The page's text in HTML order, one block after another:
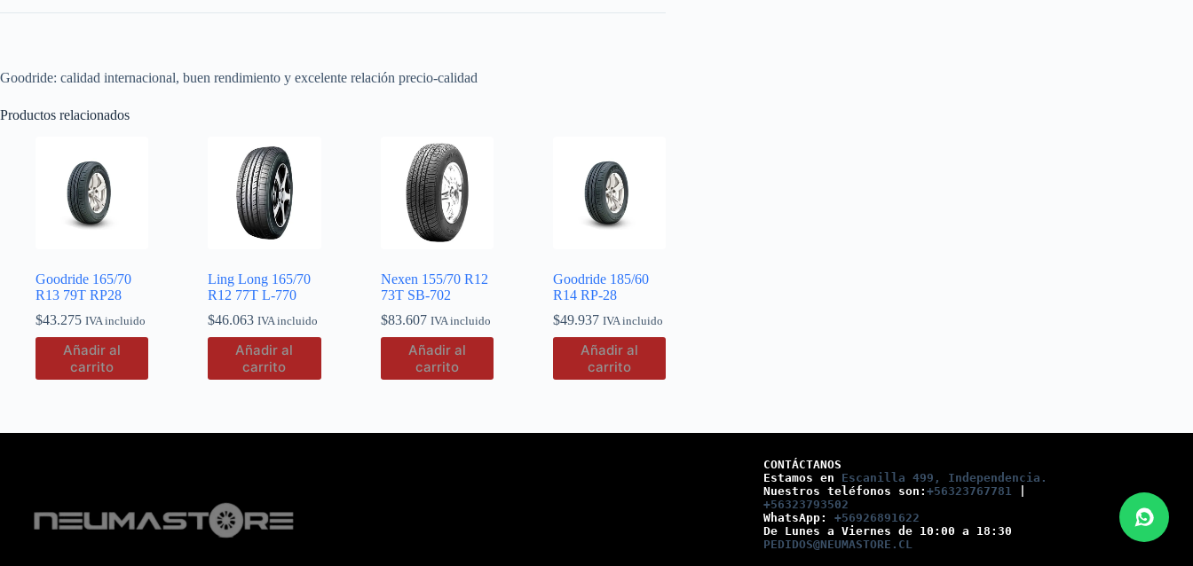
Goodride: calidad internacional, buen rendimiento y excelente relación precio-calidad
Productos relacionados
Goodride 165/70
R13 79T RP28
$43.275 IVA incluido
Añadir al
carrito
Ling Long 165/70
R12 77T L-770
$46.063 IVA incluido
Añadir al
carrito
Nexen 155/70 R12
73T SB-702
$83.607 IVA incluido
Añadir al
carrito
Goodride 185/60
R14 RP-28
$49.937 IVA incluido
Añadir al
carrito
CONTÁCTANOS
Estamos en Escanilla 499, Independencia.
Nuestros teléfonos son: +56323767781
+56323793502
WhatsApp: +56926891622
De Lunes a Viernes de 10:00 a 18:30
PEDIDOS@NEUMASTORE.CL